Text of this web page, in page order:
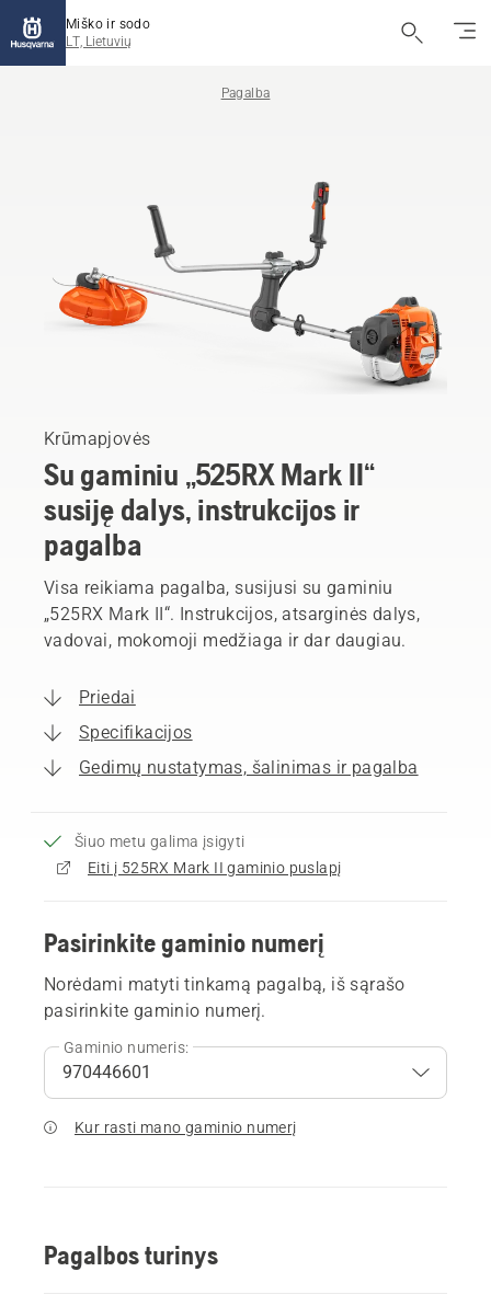
Miško ir sodo
LT, Lietuvių
Pagalba
Krūmapjovės
Su gaminiu „525RX Mark II“
susiję dalys, instrukcijos ir
pagalba
Visa reikiama pagalba, susijusi su gaminiu
„525RX Mark II“. Instrukcijos, atsarginės dalys,
vadovai, mokomoji medžiaga ir dar daugiau.
Priedai
Specifikacijos
Gedimų nustatymas, šalinimas ir pagalba
Šiuo metu galima įsigyti
Eiti į 525RX Mark II gaminio puslapį
Pasirinkite gaminio numerį
Norėdami matyti tinkamą pagalbą, iš sąrašo
pasirinkite gaminio numerį.
Gaminio numeris:
Kur rasti mano gaminio numerį
Pagalbos turinys